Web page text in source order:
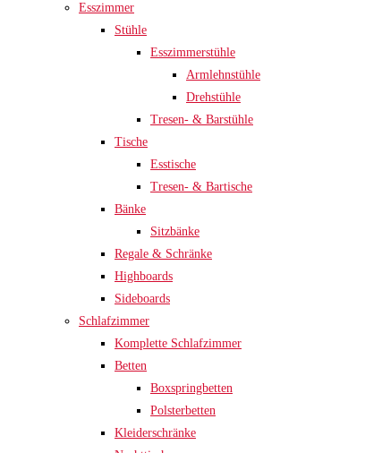
Esszimmer
Stühle
Esszimmerstühle
Armlehnstühle
Drehstühle
Tresen- & Barstühle
Tische
Esstische
Tresen- & Bartische
Bänke
Sitzbänke
Regale & Schränke
Highboards
Sideboards
Schlafzimmer
Komplette Schlafzimmer
Betten
Boxspringbetten
Polsterbetten
Kleiderschränke